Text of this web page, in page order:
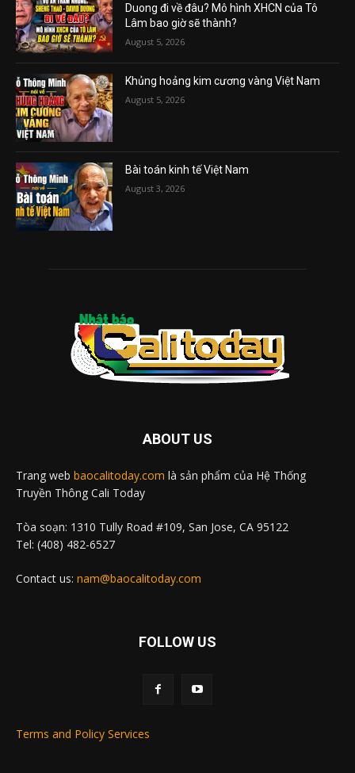
Duong đi về đâu? Mô hình XHCN của Tô
Lâm bao giờ sẽ thành?
August 5, 2026
Khủng hoảng kim cương vàng Việt Nam
August 5, 2026
Bài toán kinh tế Việt Nam
August 3, 2026
ABOUT US
Trang web baocalitoday.com là sản phẩm của Hệ Thống
Truyền Thông Cali Today
Tòa soạn: 1310 Tully Road #109, San Jose, CA 95122
Tel: (408) 482-6527
Contact us: nam@baocalitoday.com
FOLLOW US
Terms and Policy Services